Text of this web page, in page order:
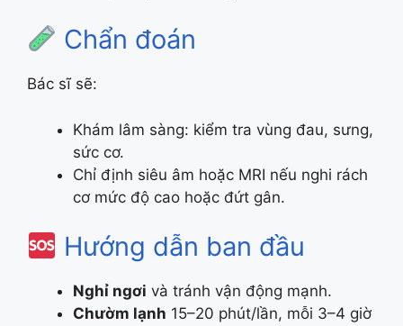
Chẩn đoán
Bác sĩ sẽ:
Khám lâm sàng: kiểm tra vùng đau, sưng,
sức cơ.
Chỉ định siêu âm hoặc MRI nếu nghi rách
cơ mức độ cao hoặc đứt gân.
Hướng dẫn ban đầu
Nghỉ ngơi và tránh vận động mạnh.
Chườm lạnh 15–20 phút/lần, mỗi 3–4 giờ